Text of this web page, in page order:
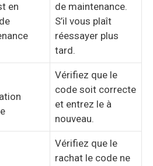
en
de maintenance.
S’il vous plaît
réessayer plus
tard.
Vérifiez que le
code soit correcte
et entrez le à
nouveau.
Vérifiez que le
rachat le code ne